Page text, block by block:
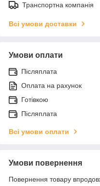
Транспортна компанія
Всі умови доставки
Умови оплати
Післяплата
Оплата на рахунок
Готівкою
Післяплата
Всі умови оплати
Умови повернення
Повернення товару